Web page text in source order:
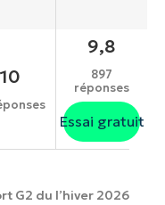
10
9,8
897
réponses
Essai gratuit
G2 du l’hiver 2026